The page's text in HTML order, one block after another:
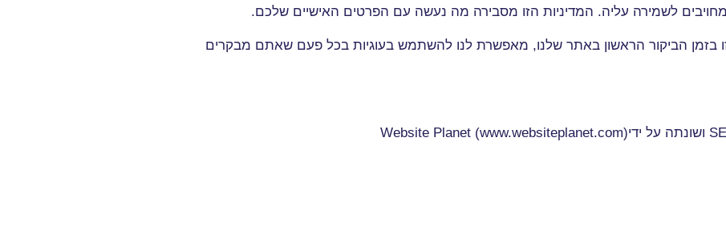
לשמירה עליה. המדיניות הזו מסבירה מה נעשה עם הפרטים האישיים שלכם.
בזמן הביקור הראשון באתר שלנו, מאפשרת לנו להשתמש בעוגיות בכל פעם שאתם מבקרים
ושונתה על ידיWebsite Planet (www.websiteplanet.com)